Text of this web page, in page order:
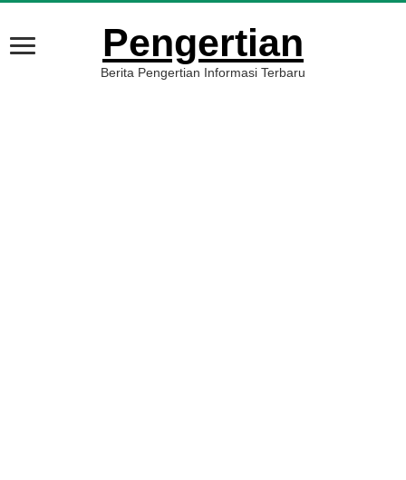
Pengertian
Berita Pengertian Informasi Terbaru